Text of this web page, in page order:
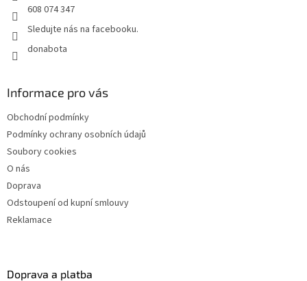
608 074 347
Sledujte nás na facebooku.
donabota
Informace pro vás
Obchodní podmínky
Podmínky ochrany osobních údajů
Soubory cookies
O nás
Doprava
Odstoupení od kupní smlouvy
Reklamace
Doprava a platba